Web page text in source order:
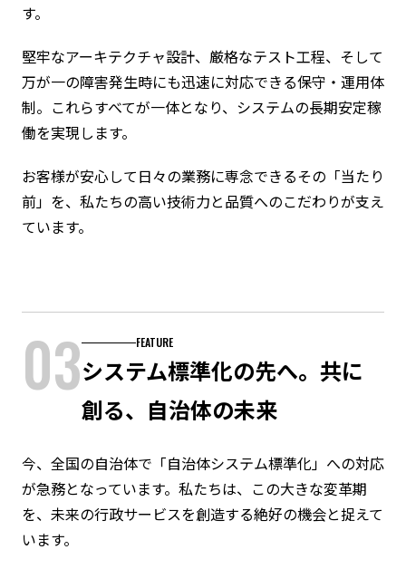
す。
堅牢なアーキテクチャ設計、厳格なテスト工程、そして
万が一の障害発生時にも迅速に対応できる保守・運用体
制。これらすべてが一体となり、システムの長期安定稼
働を実現します。
お客様が安心して日々の業務に専念できるその「当たり
前」を、私たちの高い技術力と品質へのこだわりが支え
ています。
03 FEATURE
システム標準化の先へ。共に
創る、自治体の未来
今、全国の自治体で「自治体システム標準化」への対応
が急務となっています。私たちは、この大きな変革期
を、未来の行政サービスを創造する絶好の機会と捉えて
います。